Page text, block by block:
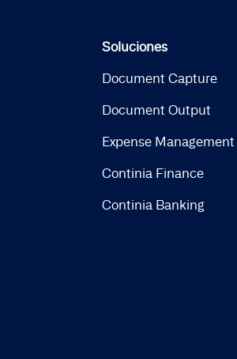
Soluciones
Document Capture
Document Output
Expense Management
Continia Finance
Continia Banking